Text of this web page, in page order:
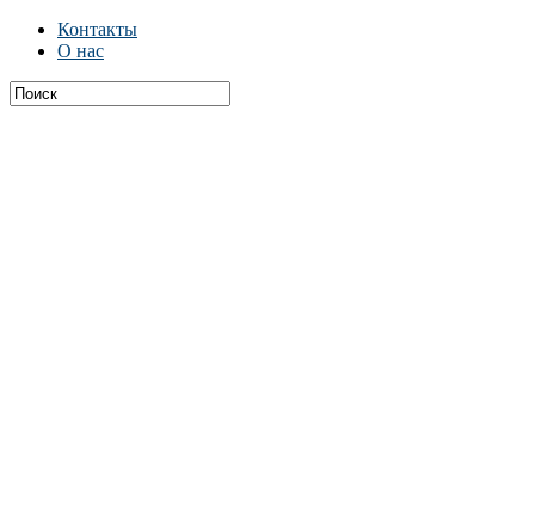
Контакты
О нас